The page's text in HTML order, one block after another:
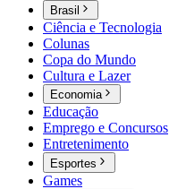
Brasil
Ciência e Tecnologia
Colunas
Copa do Mundo
Cultura e Lazer
Economia
Educação
Emprego e Concursos
Entretenimento
Esportes
Games